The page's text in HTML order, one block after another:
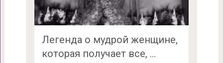
Легенда о мудрой женщине,
которая получает все, …